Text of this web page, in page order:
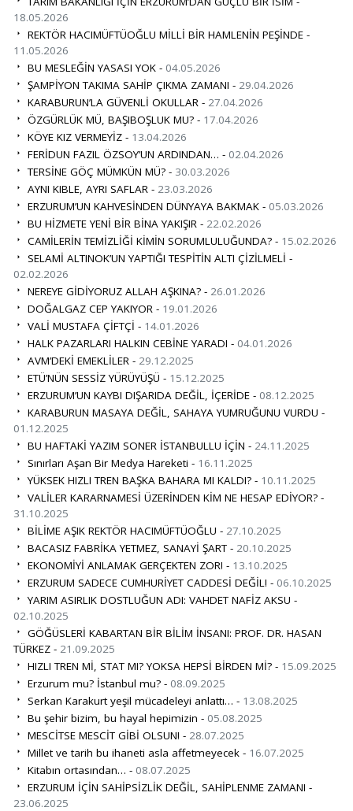
18.05.2026
REKTÖR HACIMÜFTÜOĞLU MİLLİ BİR HAMLENİN PEŞİNDE -
11.05.2026
BU MESLEĞİN YASASI YOK - 04.05.2026
ŞAMPİYON TAKIMA SAHİP ÇIKMA ZAMANI - 29.04.2026
KARABURUN’LA GÜVENLİ OKULLAR - 27.04.2026
ÖZGÜRLÜK MÜ, BAŞIBOŞLUK MU? - 17.04.2026
KÖYE KIZ VERMEYİZ - 13.04.2026
FERİDUN FAZIL ÖZSOY’UN ARDINDAN… - 02.04.2026
TERSİNE GÖÇ MÜMKÜN MÜ? - 30.03.2026
AYNI KIBLE, AYRI SAFLAR - 23.03.2026
ERZURUM’UN KAHVESİNDEN DÜNYAYA BAKMAK - 05.03.2026
BU HİZMETE YENİ BİR BİNA YAKIŞIR - 22.02.2026
CAMİLERİN TEMİZLİĞİ KİMİN SORUMLULUĞUNDA? - 15.02.2026
SELAMİ ALTINOK’UN YAPTIĞI TESPİTİN ALTI ÇİZİLMELİ -
02.02.2026
NEREYE GİDİYORUZ ALLAH AŞKINA? - 26.01.2026
DOĞALGAZ CEP YAKIYOR - 19.01.2026
VALİ MUSTAFA ÇİFTÇİ - 14.01.2026
HALK PAZARLARI HALKIN CEBİNE YARADI - 04.01.2026
AVM’DEKİ EMEKLİLER - 29.12.2025
ETÜ’NÜN SESSİZ YÜRÜYÜŞÜ - 15.12.2025
ERZURUM’UN KAYBI DIŞARIDA DEĞİL, İÇERİDE - 08.12.2025
KARABURUN MASAYA DEĞİL, SAHAYA YUMRUĞUNU VURDU -
01.12.2025
BU HAFTAKİ YAZIM SONER İSTANBULLU İÇİN - 24.11.2025
Sınırları Aşan Bir Medya Hareketi - 16.11.2025
YÜKSEK HIZLI TREN BAŞKA BAHARA MI KALDI? - 10.11.2025
VALİLER KARARNAMESİ ÜZERİNDEN KİM NE HESAP EDİYOR? -
31.10.2025
BİLİME AŞIK REKTÖR HACIMÜFTÜOĞLU - 27.10.2025
BACASIZ FABRİKA YETMEZ, SANAYİ ŞART - 20.10.2025
EKONOMİYİ ANLAMAK GERÇEKTEN ZOR! - 13.10.2025
ERZURUM SADECE CUMHURİYET CADDESİ DEĞİL! - 06.10.2025
YARIM ASIRLIK DOSTLUĞUN ADI: VAHDET NAFİZ AKSU -
02.10.2025
GÖĞÜSLERİ KABARTAN BİR BİLİM İNSANI: PROF. DR. HASAN
TÜRKEZ - 21.09.2025
HIZLI TREN Mİ, STAT MI? YOKSA HEPSİ BİRDEN Mİ? - 15.09.2025
Erzurum mu? İstanbul mu? - 08.09.2025
Serkan Karakurt yeşil mücadeleyi anlattı… - 13.08.2025
Bu şehir bizim, bu hayal hepimizin - 05.08.2025
MESCİTSE MESCİT GİBİ OLSUN! - 28.07.2025
Millet ve tarih bu ihaneti asla affetmeyecek - 16.07.2025
Kitabın ortasından… - 08.07.2025
ERZURUM İÇİN SAHİPSİZLİK DEĞİL, SAHİPLENME ZAMANI -
23.06.2025